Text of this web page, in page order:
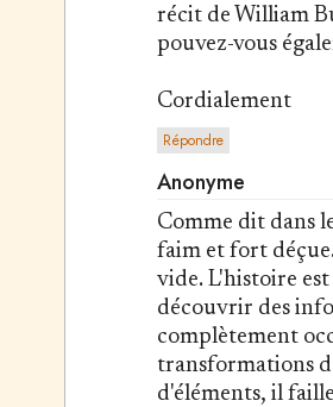
récit de William
pouvez-vous
Cordialement
Répondre
Anonyme
Comme dit dans
faim et fort
vide. L'histoire
découvrir des
complètement
transformations
d'éléments, il